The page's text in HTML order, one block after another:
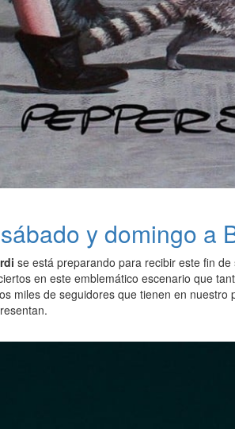
y domingo a
se está preparando para recibir este fin
en este emblemático escenario que
miles de seguidores que tienen en